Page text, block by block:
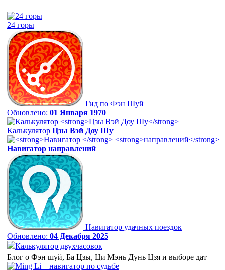
24 горы
Гид по Фэн Шуй
Обновлено: 01 Января 1970
Калькулятор Цзы Вэй Доу Шу
Навигатор направлений
Навигатор удачных поездок
Обновлено: 04 Декабря 2025
Калькулятор двухчасовок
Блог о Фэн шуй, Ба Цзы, Ци Мэнь Дунь Цзя и выборе дат